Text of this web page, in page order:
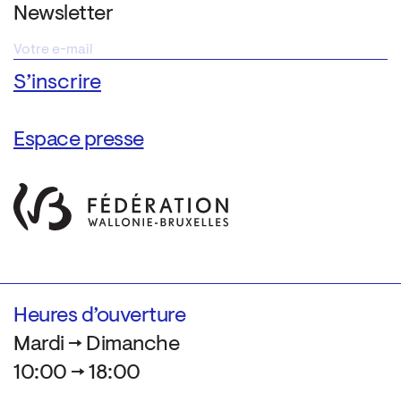
Newsletter
Espace presse
Heures d’ouverture
Mardi → Dimanche
10:00 → 18:00